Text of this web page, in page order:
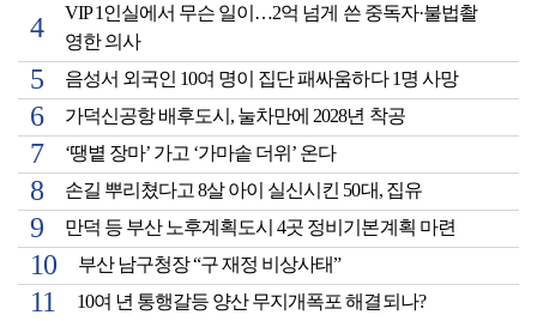
VIP 1인실에서 무슨 일이…2억 넘게 쓴 중독자·불법촬
영한 의사
음성서 외국인 10여 명이 집단 패싸움하다 1명 사망
가덕신공항 배후도시, 눌차만에 2028년 착공
‘땡볕 장마’ 가고 ‘가마솥 더위’ 온다
손길 뿌리쳤다고 8살 아이 실신시킨 50대, 집유
만덕 등 부산 노후계획도시 4곳 정비기본계획 마련
부산 남구청장 “구 재정 비상사태”
10여 년 통행갈등 양산 무지개폭포 해결되나?